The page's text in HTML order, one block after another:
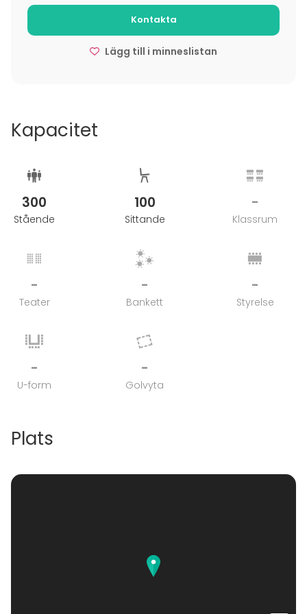
elävöittämässä Porin kaupunkikeskustaa ja
rakentamassa kaupunkilaisten hyvinvointia.
Kontakta
Lägg till i minneslistan
Kapacitet
300
Stående
100
Sittande
-
Klassrum
-
Teater
-
Bankett
-
Styrelse
-
U-form
-
Golvyta
Plats